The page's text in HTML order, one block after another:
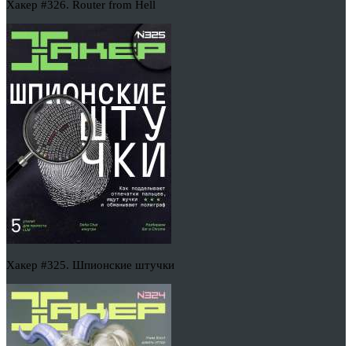
Хакер #326. Router from Hell
Хакер #325. Шпионские штучки